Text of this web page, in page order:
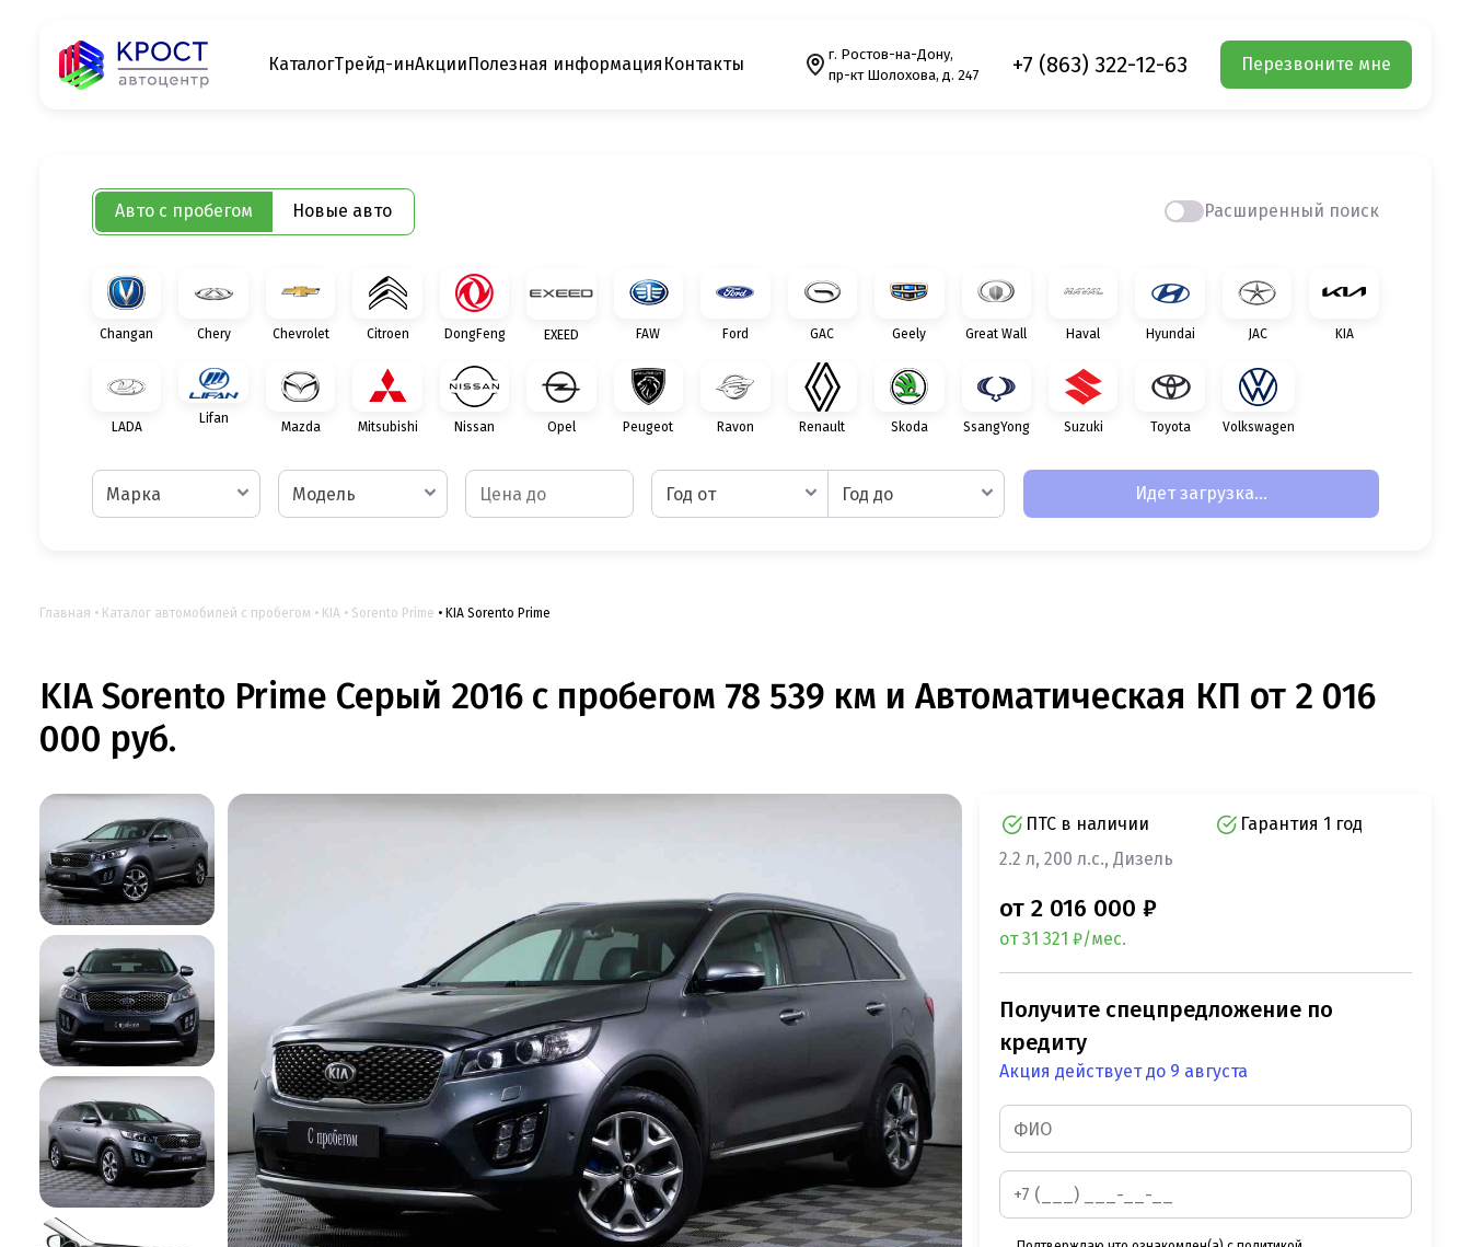
КаталогТрейд-инАкцииПолезная информация Контакты
г. Ростов-на-Дону,
пр-кт Шолохова, д. 247
+7 (863) 322-12-63 Перезвоните мне
Авто с пробегом Новые авто Расширенный поиск
Changan Chery Chevrolet Citroen DongFeng EXEED FAW Ford GAC Geely Great Wall Haval Hyundai JAC KIA
LADA
Lifan
Mazda Mitsubishi Nissan Opel Peugeot Ravon Renault Skoda SsangYong Suzuki Toyota Volkswagen
Марка Модель Год от Год до Идет загрузка...
Главная Каталог автомобилей с пробегом KIA Sorento Prime KIA Sorento Prime
KIA Sorento Prime Серый 2016 с пробегом 78 539 км и Автоматическая КП от 2 016
000 руб.
ПТС в наличии
Гарантия 1 год
2.2 л, 200 л.с., Дизель
от 2 016 000 ₽
от 31 321 ₽/мес.
Получите спецпредложение по
кредиту
Акция действует до 9 августа